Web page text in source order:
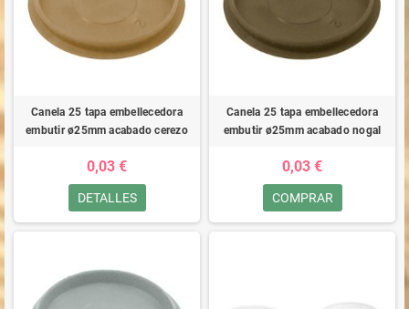
Canela 25 tapa embellecedora
embutir ø25mm acabado cerezo
0,03 €
DETALLES
Canela 25 tapa embellecedora
embutir ø25mm acabado nogal
0,03 €
COMPRAR